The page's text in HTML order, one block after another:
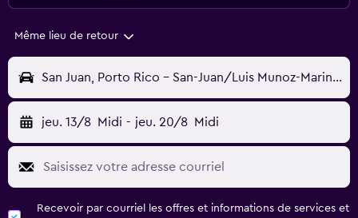
Même lieu de retour
San Juan, Porto Rico - San-Juan/Luis Munoz-Marin (SJU)
jeu. 13/8 Midi - jeu. 20/8 Midi
Recevoir par courriel les offres et informations de services et